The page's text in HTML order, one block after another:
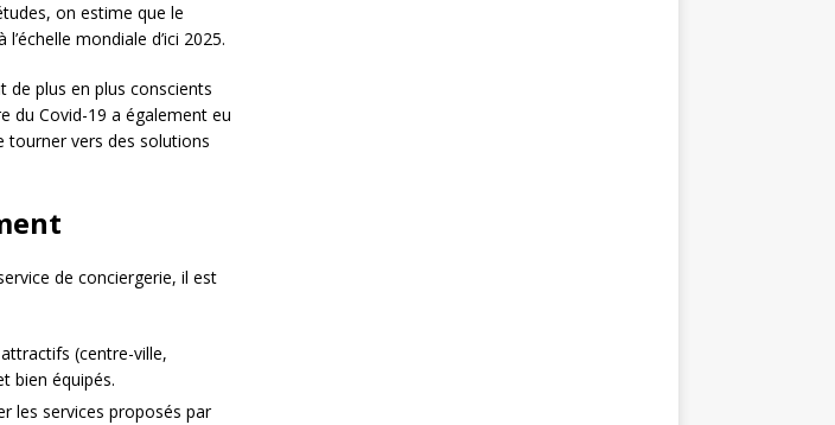
on estime que le
l’échelle mondiale d’ici 2025.
de plus en plus conscients
du Covid-19 a également eu
tourner vers des solutions
de conciergerie, il est
(centre-ville,
bien équipés.
les services proposés par